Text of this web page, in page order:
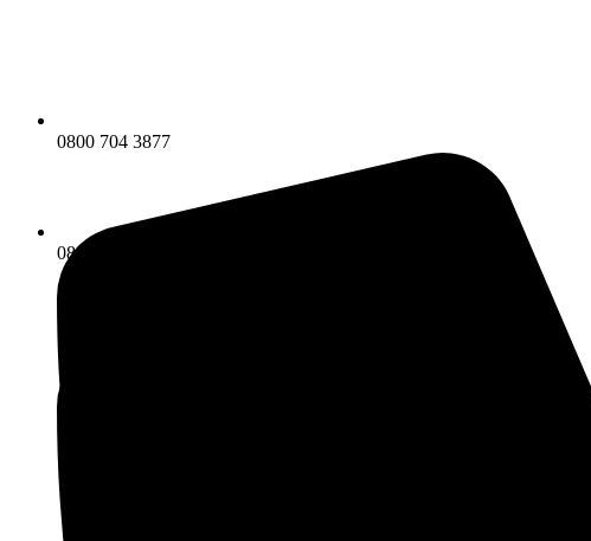
0800 704 3877
0800 704 3877